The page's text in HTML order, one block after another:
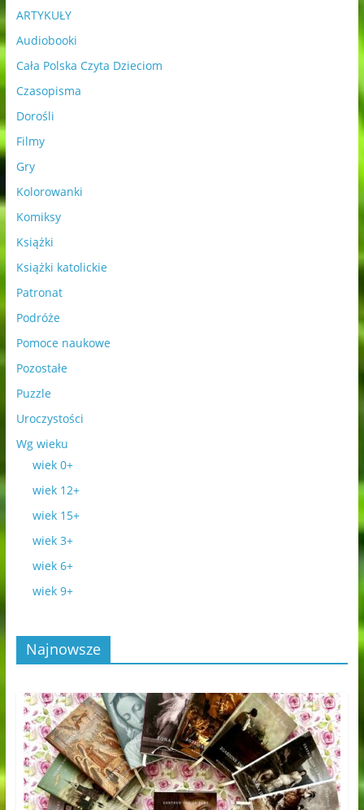
ARTYKUŁY
Audiobooki
Cała Polska Czyta Dzieciom
Czasopisma
Dorośli
Filmy
Gry
Kolorowanki
Komiksy
Książki
Książki katolickie
Patronat
Podróże
Pomoce naukowe
Pozostałe
Puzzle
Uroczystości
Wg wieku
wiek 0+
wiek 12+
wiek 15+
wiek 3+
wiek 6+
wiek 9+
Najnowsze